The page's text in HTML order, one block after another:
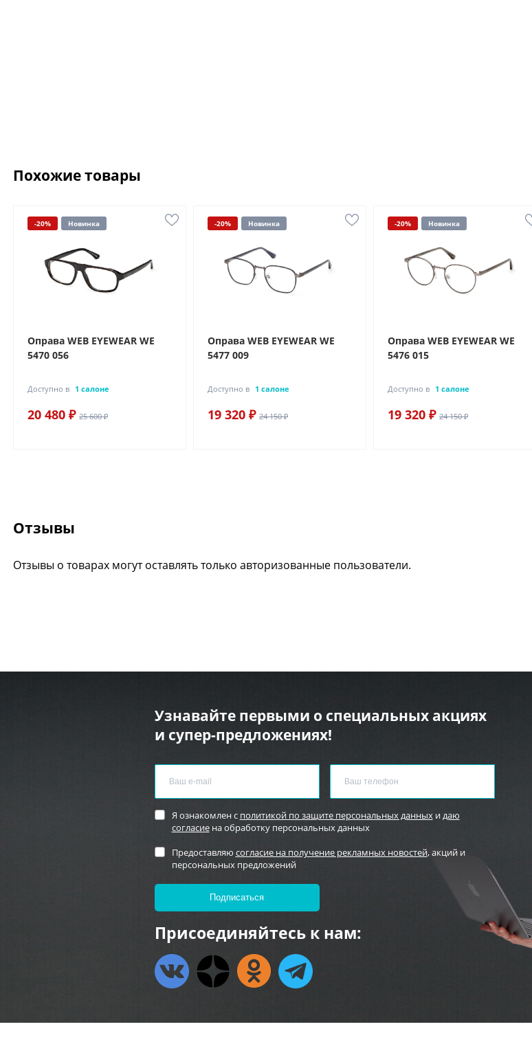
Похожие товары
-20% Новинка
Оправа WEB EYEWEAR WE
5470 056
Доступно в 1 салоне
20 480 ₽ 25 600 ₽
-20% Новинка
Оправа WEB EYEWEAR WE
5477 009
Доступно в 1 салоне
19 320 ₽ 24 150 ₽
-20% Новинка
Оправа WEB EYEWEAR WE
5476 015
Доступно в 1 салоне
19 320 ₽ 24 150 ₽
Отзывы
Отзывы о товарах могут оставлять только авторизованные пользователи.
Узнавайте первыми о специальных акциях
и супер-предложениях!
Я ознакомлен с политикой по защите персональных данныхидаю
согласиена обработку персональных данных
Предоставляю согласие на получение рекламных новостей, акций и
персональных предложений
Присоединяйтесь к нам: